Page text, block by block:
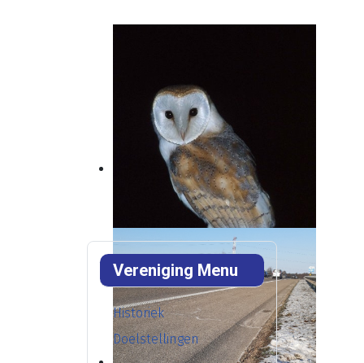
Vereniging Menu
Historiek
Doelstellingen